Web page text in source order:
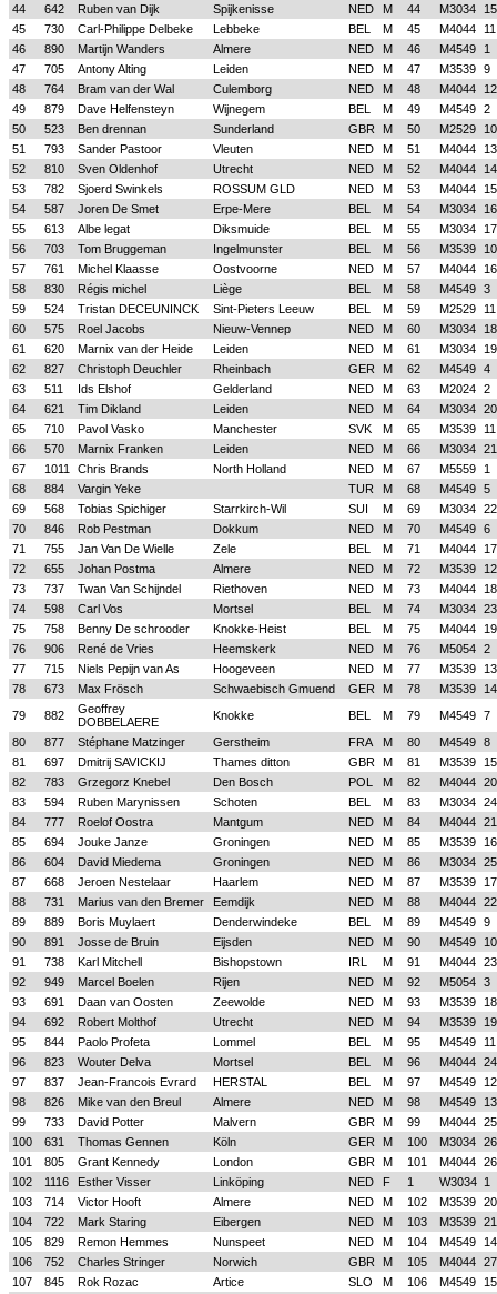
44
642 Ruben van Dijk Spijkenisse NED M 44 M3034
15
45
730 Carl-Philippe Delbeke Lebbeke BEL M 45 M4044
11
46
890 Martijn Wanders Almere NED M 46 M4549
1
47
705 Antony Alting Leiden NED M 47 M3539 9
48
764 Bram van der Wal Culemborg NED M 48 M4044
12
49
879 Dave Helfensteyn Wijnegem BEL M 49 M4549 2
50
523 Ben drennan Sunderland GBR M 50 M2529
10
51
793 Sander Pastoor Vleuten NED M 51 M4044
13
52
810 Sven Oldenhof Utrecht NED M 52 M4044
14
53
782 Sjoerd Swinkels ROSSUM GLD NED M 53 M4044
15
54
587 Joren De Smet Erpe-Mere BEL M 54 M3034
16
55
613 Albe legat Diksmuide BEL M 55 M3034
17
56
703 Tom Bruggeman Ingelmunster BEL M 56 M3539
10
57
761 Michel Klaasse Oostvoorne NED M 57 M4044
16
58
830 Régis michel Liège BEL M 58 M4549 3
59
524 Tristan DECEUNINCK Sint-Pieters Leeuw BEL M 59 M2529
11
60
575 Roel Jacobs Nieuw-Vennep NED M 60 M3034
18
61
620 Marnix van der Heide Leiden NED M 61 M3034
19
62
827 Christoph Deuchler Rheinbach GER M 62 M4549 4
63
511 Ids Elshof Gelderland NED M 63 M2024 2
64
621 Tim Dikland Leiden NED M 64 M3034 20
65
710 Pavol Vasko Manchester SVK M 65 M3539
11
66
570 Marnix Franken Leiden NED M 66 M3034 21
67
1011 Chris Brands North Holland NED M 67 M5559
1
68
884 Vargin Yeke TUR M 68 M4549 5
69
568 Tobias Spichiger Starrkirch-Wil SUI M 69 M3034 22
70
846 Rob Pestman Dokkum NED M 70 M4549 6
71
755 Jan Van De Wielle Zele BEL M 71 M4044
17
72
655 Johan Postma Almere NED M 72 M3539
12
73
737 Twan Van Schijndel Riethoven NED M 73 M4044
18
74
598 Carl Vos Mortsel BEL M 74 M3034 23
75
758 Benny De schrooder Knokke-Heist BEL M 75 M4044
19
76
906 René de Vries Heemskerk NED M 76 M5054 2
77
715 Niels Pepijn van As Hoogeveen NED M 77 M3539
13
78
673 Max Frösch Schwaebisch Gmuend GER M 78 M3539
14
79
882
Geoffrey
DOBBELAERE
Knokke BEL M 79 M4549 7
80
877 Stéphane Matzinger Gerstheim FRA M 80 M4549 8
81
697 Dmitrij SAVICKIJ Thames ditton GBR M 81 M3539
15
82
783 Grzegorz Knebel Den Bosch POL M 82 M4044 20
83
594 Ruben Marynissen Schoten BEL M 83 M3034 24
84
777 Roelof Oostra Mantgum NED M 84 M4044 21
85
694 Jouke Janze Groningen NED M 85 M3539
16
86
604 David Miedema Groningen NED M 86 M3034 25
87
668 Jeroen Nestelaar Haarlem NED M 87 M3539
17
88
731 Marius van den Bremer Eemdijk NED M 88 M4044 22
89
889 Boris Muylaert Denderwindeke BEL M 89 M4549 9
90
891 Josse de Bruin Eijsden NED M 90 M4549
10
91
738 Karl Mitchell Bishopstown IRL M 91 M4044 23
92
949 Marcel Boelen Rijen NED M 92 M5054 3
93
691 Daan van Oosten Zeewolde NED M 93 M3539
18
94
692 Robert Molthof Utrecht NED M 94 M3539
19
95
844 Paolo Profeta Lommel BEL M 95 M4549
11
96
823 Wouter Delva Mortsel BEL M 96 M4044 24
97
837 Jean-Francois Evrard HERSTAL BEL M 97 M4549
12
98
826 Mike van den Breul Almere NED M 98 M4549
13
99
733 David Potter Malvern GBR M 99 M4044 25
100
631 Thomas Gennen Köln GER M 100 M3034 26
101
805 Grant Kennedy London GBR M 101 M4044 26
102
1116 Esther Visser Linköping NED F 1 W3034 1
103
714 Victor Hooft Almere NED M 102 M3539 20
104
722 Mark Staring Eibergen NED M 103 M3539 21
105
829 Remon Hemmes Nunspeet NED M 104 M4549
14
106
752 Charles Stringer Norwich GBR M 105 M4044 27
107
845 Rok Rozac Artice SLO M 106 M4549
15